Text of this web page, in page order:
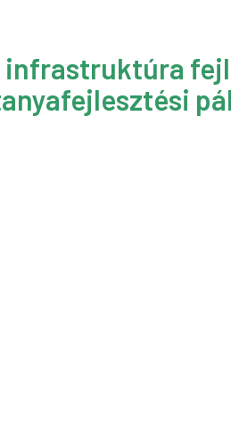
infrastruktúra